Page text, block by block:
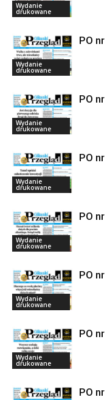
Wydanie
drukowane
Wydanie
drukowane
PO
Wydanie
drukowane
PO
Wydanie
drukowane
PO
Wydanie
drukowane
PO
Wydanie
drukowane
PO
Wydanie
drukowane
PO
PO